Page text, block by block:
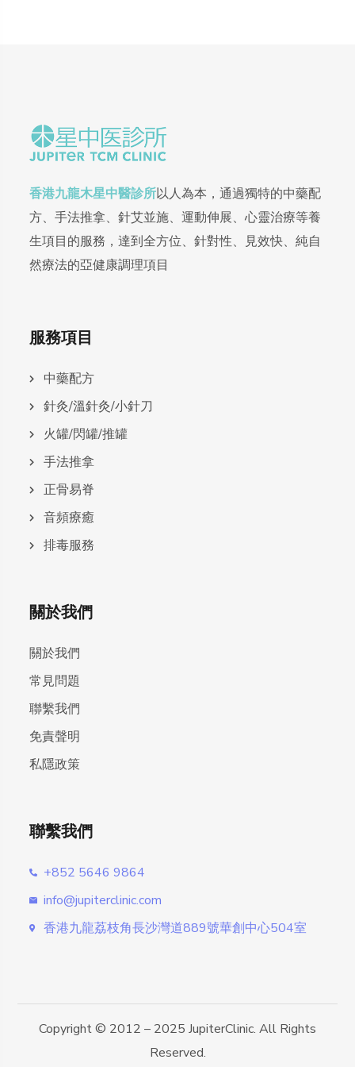
香港九龍木星中醫診所以人為本，通過獨特的中藥配
方、手法推拿、針艾並施、運動伸展、心靈治療等養
生項目的服務，達到全方位、針對性、見效快、純自
然療法的亞健康調理項目
服務項目
中藥配方
針灸/溫針灸/小針刀
火罐/閃罐/推罐
手法推拿
正骨易脊
⾳頻療癒
排毒服務
關於我們
關於我們
常見問題
聯繫我們
免責聲明
私隱政策
聯繫我們
+852 5646 9864
info@jupiterclinic.com
香港九龍荔枝角長沙灣道889號華創中心504室
Copyright © 2012 – 2025 JupiterClinic. All Rights
Reserved.